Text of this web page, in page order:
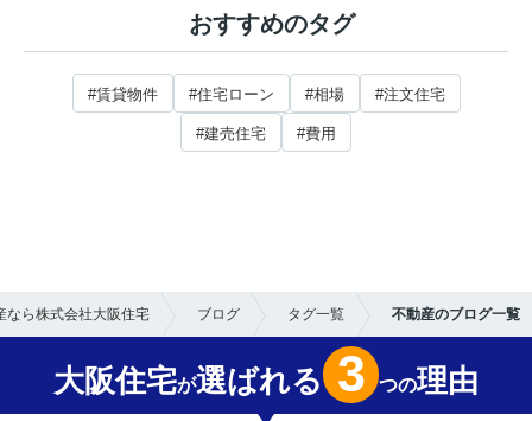
おすすめのタグ
#賃貸物件 #住宅ローン #相場 #注文住宅
#建売住宅 #費用
なら株式会社大阪住宅 ブログ タグ一覧 不動産のブログ一覧
大阪住宅が選ばれる 3 つの理由